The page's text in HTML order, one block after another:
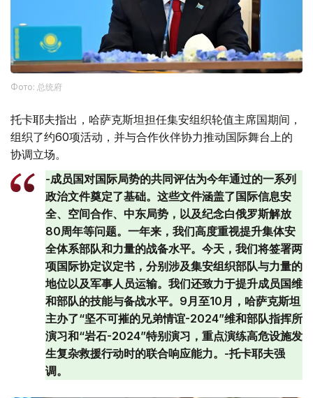
Фото: 总统府
托卡耶夫指出，哈萨克斯坦担任集安组织轮值主席国期间，
组织了约60项活动，并与合作伙伴协力推动国际舞台上的
协调立场。
-成员国对国际局势的共同评估为今年通过的一系列
政治文件奠定了基础。这些文件涵盖了国际信息安
全、空间合作、中东局势，以及纪念白俄罗斯解放
80周年等问题。一年来，我们高度重视提升集体安
全体系部队和力量的战备水平。今天，我们将签署两
项国际协定议定书，分别涉及集安组织部队与力量的
地位以及军事人员运输。我们还致力于提升成员国维
和部队的技能与备战水平。9月至10月，哈萨克斯坦
主办了“坚不可摧的兄弟情谊-2024”维和部队指挥所
演习和“岩石-2024”特别演习，重点演练高危设施发
生复杂救援行动时的联合响应能力。-托卡耶夫强
调。